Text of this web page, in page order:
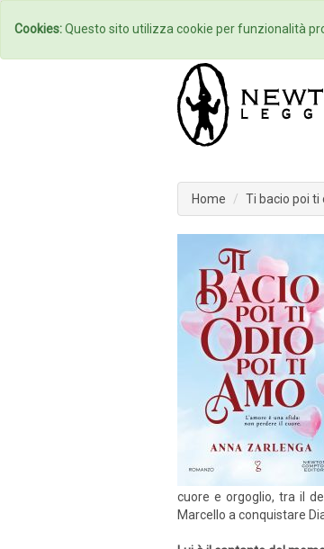
Home
Home Ti bacio poi ti
cuore e orgoglio, tra il
Marcello a conquistare
Cookies:Questo sito utilizza cookie per funzionalità